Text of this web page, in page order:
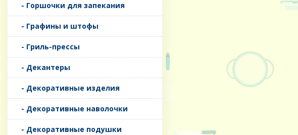
- Горшочки для запекания
- Графины и штофы
- Гриль-прессы
- Декантеры
- Декоративные изделия
- Декоративные наволочки
- Декоративные подушки